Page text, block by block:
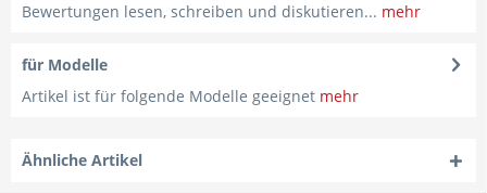
Bewertungen lesen, schreiben und diskutieren... mehr
für Modelle
Artikel ist für folgende Modelle geeignet mehr
Ähnliche Artikel